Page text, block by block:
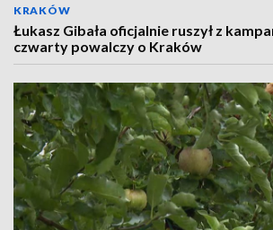
KRAKÓW
Łukasz Gibała oficjalnie ruszył z
czwarty powalczy o Kraków